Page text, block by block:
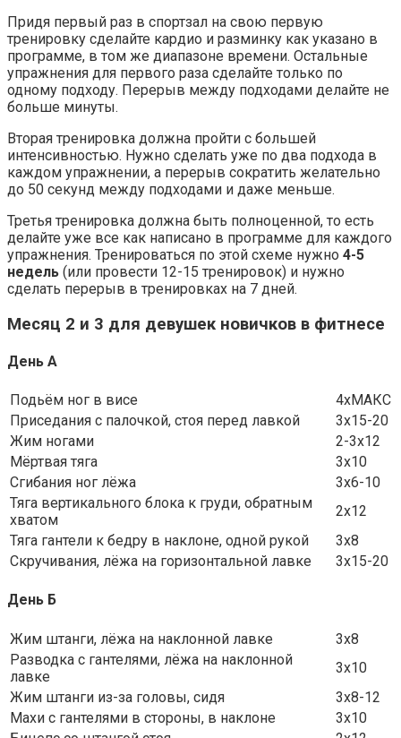
Придя первый раз в спортзал на свою первую
тренировку сделайте кардио и разминку как указано в
программе, в том же диапазоне времени. Остальные
упражнения для первого раза сделайте только по
одному подходу. Перерыв между подходами делайте не
больше минуты.
Вторая тренировка должна пройти с большей
интенсивностью. Нужно сделать уже по два подхода в
каждом упражнении, а перерыв сократить желательно
до 50 секунд между подходами и даже меньше.
Третья тренировка должна быть полноценной, то есть
делайте уже все как написано в программе для каждого
упражнения. Тренироваться по этой схеме нужно 4-5
недель (или провести 12-15 тренировок) и нужно
сделать перерыв в тренировках на 7 дней.
Месяц 2 и 3 для девушек новичков в фитнесе
День А
Подьём ног в висе
4хМАКС
Приседания с палочкой, стоя перед лавкой
3х15-20
Жим ногами
2-3х12
Мёртвая тяга
3х10
Сгибания ног лёжа
3х6-10
Тяга вертикального блока к груди, обратным
хватом
2х12
Тяга гантели к бедру в наклоне, одной рукой
3х8
Скручивания, лёжа на горизонтальной лавке
3х15-20
День Б
Жим штанги, лёжа на наклонной лавке
3х8
Разводка с гантелями, лёжа на наклонной
лавке
3х10
Жим штанги из-за головы, сидя
3х8-12
Махи с гантелями в стороны, в наклоне
3х10